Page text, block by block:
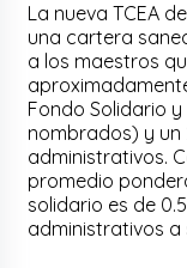
La nueva TCEA
una cartera
a los maestros
Fondo Solidario
nombrados) y
administrativos.
promedio
solidario es de
administrativos a